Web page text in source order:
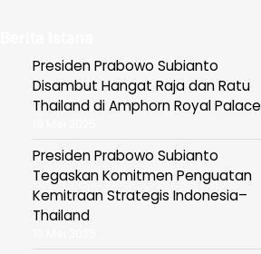
Presiden Prabowo Subianto
Disambut Hangat Raja dan Ratu
Thailand di Amphorn Royal Palace
Presiden Prabowo Subianto
Tegaskan Komitmen Penguatan
Kemitraan Strategis Indonesia–
Thailand